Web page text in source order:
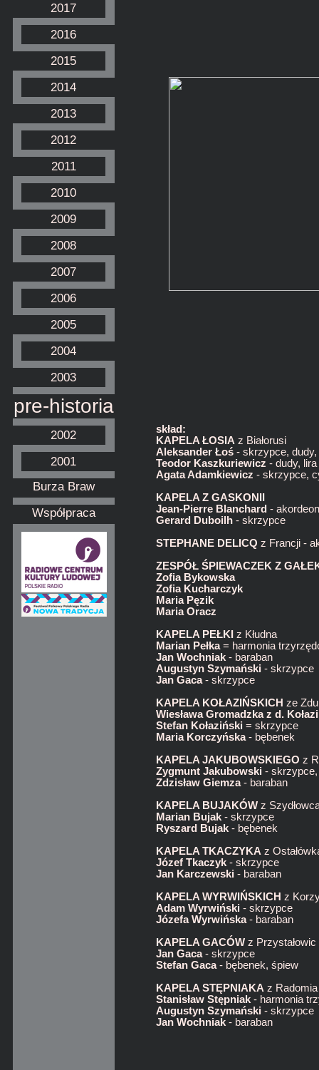
2017
2016
2015
2014
2013
2012
2011
2010
2009
2008
2007
2006
2005
2004
2003
pre-historia
2002
2001
Burza Braw
Współpraca
skład:
KAPELA ŁOSIA z Białorusi
Aleksander Łoś- skrzypce, dudy,
Teodor Kaszkuriewicz - dudy,
Agata Adamkiewicz - skrzypce,
KAPELA Z GASKONII
Jean-Pierre Blanchard -
Gerard Duboilh- skrzypce
STEPHANE DELICQ z Francji -
ZESPÓŁ ŚPIEWACZEK Z
Zofia Bykowska
Zofia Kucharczyk
Maria Pęzik
Maria Oracz
KAPELA PEŁKI z Kłudna
Marian Pełka= harmonia
Jan Wochniak- baraban
Augustyn Szymański - skrzypce
Jan Gaca- skrzypce
KAPELA KOŁAZIŃSKICH ze
Wiesława Gromadzka z d.
Stefan Kołaziński = skrzypce
Maria Korczyńska- bębenek
KAPELA JAKUBOWSKIEGO z
Zygmunt Jakubowski -
Zdzisław Giemza- baraban
KAPELA BUJAKÓWz
Marian Bujak- skrzypce
Ryszard Bujak- bębenek
KAPELA TKACZYKA z
Józef Tkaczyk- skrzypce
Jan Karczewski - baraban
KAPELA WYRWIŃSKICH z
Adam Wyrwiński - skrzypce
Józefa Wyrwińska- baraban
KAPELA GACÓWz Przystałowic
Jan Gaca- skrzypce
Stefan Gaca- bębenek, śpiew
KAPELA STĘPNIAKA z Radomia
Stanisław Stępniak- harmonia
Augustyn Szymański - skrzypce
Jan Wochniak- baraban